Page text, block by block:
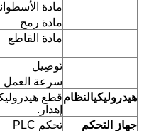
مادة الأسطوانة
45 # فولاذ
مادة رمح
مادة القاطع
سرعة العمل
20-25 م /
النظامقطع هيدروليكي
تحكم PLC